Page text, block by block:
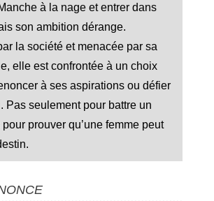
à la nage et entrer dans
son ambition dérange.
la société et menacée par sa
elle est confrontée à un choix
à ses aspirations ou défier
Pas seulement pour battre un
prouver qu’une femme peut